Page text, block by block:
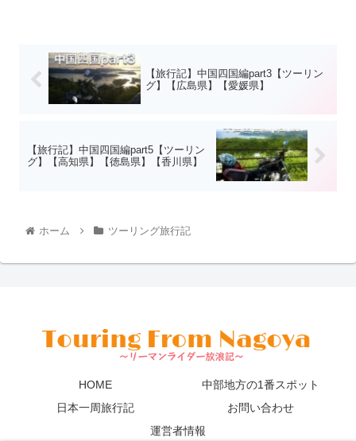
【旅行記】中国四国編part3【ツーリン
グ】【広島県】【愛媛県】
【旅行記】中国四国編part5【ツーリン
グ】【高知県】【徳島県】【香川県】
ホーム ツーリング旅行記
HOME
中部地方の1番スポット
日本一周旅行記
お問い合わせ
運営者情報